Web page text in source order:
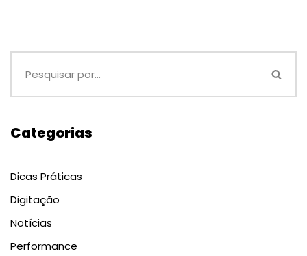
Categorias
Dicas Práticas
Digitação
Notícias
Performance